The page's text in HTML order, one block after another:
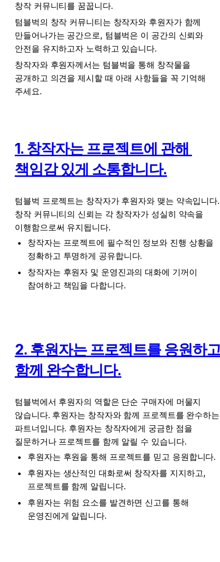
창작 커뮤니티를 꿈꿉니다.
텀블벅의 창작 커뮤니티는 창작자와 후원자가 함께
만들어나가는 공간으로, 텀블벅은 이 공간의 신뢰와
안전을 유지하고자 노력하고 있습니다.
창작자와 후원자께서는 텀블벅을 통해 창작물을
공개하고 의견을 제시할 때 아래 사항들을 꼭 기억해
주세요.
1. 창작자는 프로젝트에 관해
책임감 있게 소통합니다.
텀블벅 프로젝트는 창작자가 후원자와 맺는 약속입니다.
창작 커뮤니티의 신뢰는 각 창작자가 성실히 약속을
이행함으로써 유지됩니다.
창작자는 프로젝트에 필수적인 정보와 진행 상황을
정확하고 투명하게 공유합니다.
창작자는 후원자 및 운영진과의 대화에 기꺼이
참여하고 책임을 다합니다.
2. 후원자는 프로젝트를 응원하
함께 완수합니다.
텀블벅에서 후원자의 역할은 단순 구매자에 머물지
않습니다. 후원자는 창작자와 함께 프로젝트를 완수하는
파트너입니다. 후원자는 창작자에게 궁금한 점을
질문하거나 프로젝트를 함께 알릴 수 있습니다.
후원자는 후원을 통해 프로젝트를 믿고 응원합니다.
후원자는 생산적인 대화로써 창작자를 지지하고,
프로젝트를 함께 알립니다.
후원자는 위험 요소를 발견하면 신고를 통해
운영진에게 알립니다.